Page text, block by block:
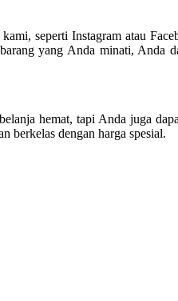
seperti Instagram atau
yang Anda minati, Anda
hemat, tapi Anda juga
berkelas dengan harga spesial.